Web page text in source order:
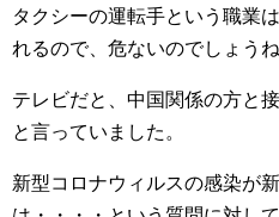
タクシーの運転手という職業
れるので、危ないのでしょうね
テレビだと、中国関係の方と
と言っていました。
新型コロナウィルスの感染が